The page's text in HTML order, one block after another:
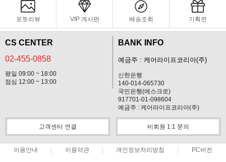
포토리뷰 VIP 게시판 배송조회 기획전
CS CENTER
02-455-0858
평일 09:00 ~ 18:00
점심 12:00 ~ 13:00
BANK INFO
예금주 : 케어라이프코리아(주)
신한은행
140-014-065730
국민은행(에스크로)
917701-01-098604
예금주 : 케어라이프코리아(주)
고객센터 연결 비회원 1:1 문의
이용안내 이용약관 개인정보처리방침 PC버전